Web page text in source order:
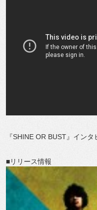
『SHINE OR BUST』インタ
■リリース情報